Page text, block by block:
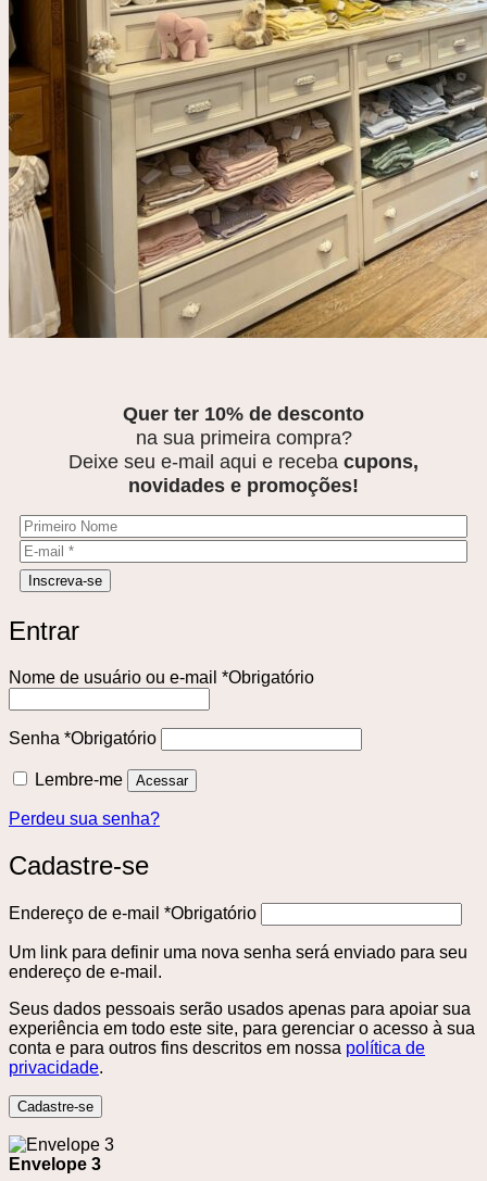
Quer ter 10% de desconto
na sua primeira compra?
Deixe seu e-mail aqui e receba cupons,
novidades e promoções!
Entrar
Nome de usuário ou e-mail *Obrigatório
Senha *Obrigatório
Lembre-me Acessar
Perdeu sua senha?
Cadastre-se
Endereço de e-mail *Obrigatório
Um link para definir uma nova senha será enviado para seu
endereço de e-mail.
Seus dados pessoais serão usados ​​apenas para apoiar sua
experiência em todo este site, para gerenciar o acesso à sua
conta e para outros fins descritos em nossa política de
privacidade.
Cadastre-se
Envelope 3